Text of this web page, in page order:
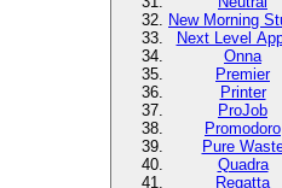
New Morning
Next Level
Onna
Premier
Printer
ProJob
Promodoro
Pure
Quadra
Regatta